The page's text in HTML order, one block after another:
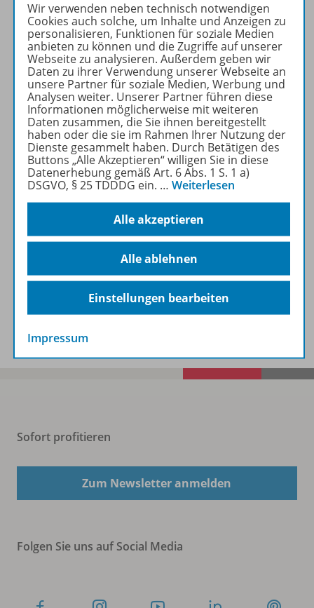
Ihren Unterricht aktuell und
einfach zu gestalten. Jede
Woche drei bis vier
Neuerscheinungen mit
großem Online Archiv.
Mehr erfahren
Informationen
Spar-Pakete
Sofort profitieren
Zum Newsletter anmelden
Folgen Sie uns auf Social Media
Wir verwenden neben technisch notwendigen
Cookies auch solche, um Inhalte und Anzeigen zu
personalisieren, Funktionen für soziale Medien
anbieten zu können und die Zugriffe auf unserer
Webseite zu analysieren. Außerdem geben wir
Daten zu ihrer Verwendung unserer Webseite an
unsere Partner für soziale Medien, Werbung und
Analysen weiter. Unserer Partner führen diese
Informationen möglicherweise mit weiteren
Daten zusammen, die Sie ihnen bereitgestellt
haben oder die sie im Rahmen Ihrer Nutzung der
Dienste gesammelt haben. Durch Betätigen des
Buttons „Alle Akzeptieren“ willigen Sie in diese
Datenerhebung gemäß Art. 6 Abs. 1 S. 1 a)
DSGVO, § 25 TDDDG ein. … Weiterlesen
Alle akzeptieren
Alle ablehnen
Einstellungen bearbeiten
Impressum